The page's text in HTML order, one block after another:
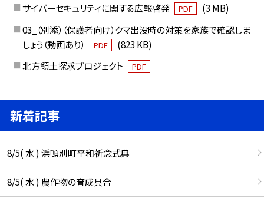
サイバーセキュリティに関する広報啓発
PDF
(3 MB)
03_（別添）（保護者向け）クマ出没時の対策を家族で確認しま
しょう（動画あり）
PDF
(823 KB)
北方領土探求プロジェクト
PDF
新着記事
8/5( 水 ) 浜頓別町平和祈念式典
8/5( 水 ) 農作物の育成具合